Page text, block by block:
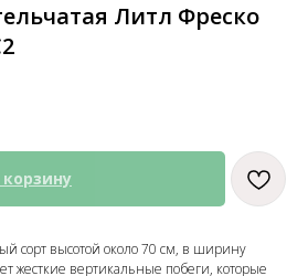
Литл Фреско
корзину
сорт высотой около 70 см, в ширину
жесткие вертикальные побеги, которые